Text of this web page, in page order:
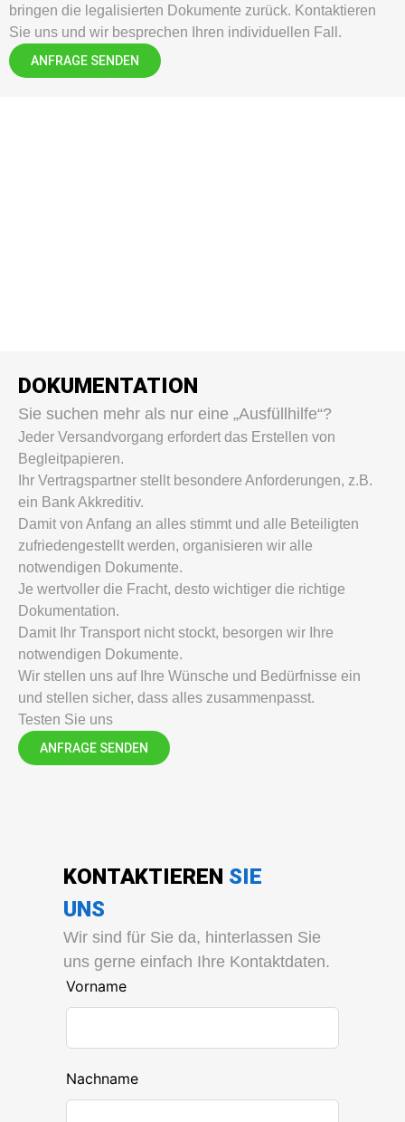
bringen die legalisierten Dokumente zurück. Kontaktieren
Sie uns und wir besprechen Ihren individuellen Fall.
ANFRAGE SENDEN
DOKUMENTATION
Sie suchen mehr als nur eine „Ausfüllhilfe“?
Jeder Versandvorgang erfordert das Erstellen von
Begleitpapieren.
Ihr Vertragspartner stellt besondere Anforderungen, z.B.
ein Bank Akkreditiv.
Damit von Anfang an alles stimmt und alle Beteiligten
zufriedengestellt werden, organisieren wir alle
notwendigen Dokumente.
Je wertvoller die Fracht, desto wichtiger die richtige
Dokumentation.
Damit Ihr Transport nicht stockt, besorgen wir Ihre
notwendigen Dokumente.
Wir stellen uns auf Ihre Wünsche und Bedürfnisse ein
und stellen sicher, dass alles zusammenpasst.
Testen Sie uns
ANFRAGE SENDEN
KONTAKTIEREN SIE
UNS
Wir sind für Sie da, hinterlassen Sie
uns gerne einfach Ihre Kontaktdaten.
Vorname
Nachname